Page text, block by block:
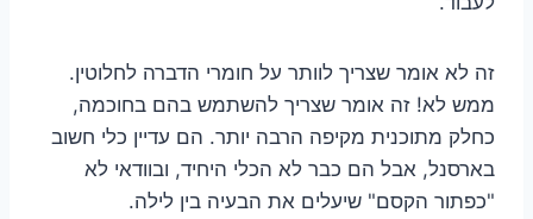
זה לא אומר שצריך לוותר על חומרי הדברה לחלוטין.
ממש לא! זה אומר שצריך להשתמש בהם בחוכמה,
כחלק מתוכנית מקיפה הרבה יותר. הם עדיין כלי חשוב
בארסנל, אבל הם כבר לא הכלי היחיד, ובוודאי לא
"כפתור הקסם" שיעלים את הבעיה בין לילה.